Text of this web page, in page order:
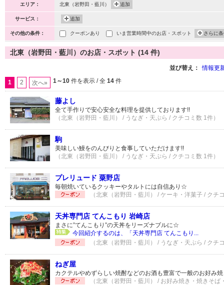
エリア： 北東（岩野田・藍川） 追加
サービス： 追加
その他の条件： クーポンあり いま営業時間中のお店・スポット さらに
北東（岩野田・藍川）のお店・スポット (14 件)
並び替え： 情報更
1 2 次へ» 1～10 件を表示 / 全 14 件
藤よし
全て手作りで安心安全な料理を提供しております!!
（北東（岩野田・藍川） / うなぎ・天ぷら / クチコミ数 1件）
駒
美味しい鰻をのんびりと食事していただけます!!
（北東（岩野田・藍川） / うなぎ・天ぷら / クチコミ数 1件）
プレリュード 粟野店
毎朝焼いているクッキーやタルトには自信あり☆
（北東（岩野田・藍川） / ケーキ・洋菓子 / クチ
天丼専門店 てんこもり 岩崎店
まさに”てんこもり”の天丼をリーズナブルに☆
今回紹介するのは、「天丼専門店 てんこもり...
（北東（岩野田・藍川） / うなぎ・天ぷら / クチ
ねぎ屋
カクテルやめずらしい焼酎などのお酒も豊富で一般のお好み
（北東（岩野田・藍川） / お好み焼き・焼きそ